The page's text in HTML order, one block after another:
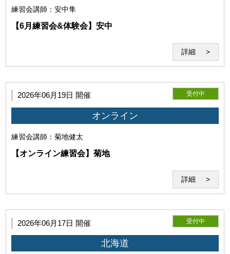
当研究所と利用者との間でのZoom通信は本サービス目的で
(3)利用環境の不具合について
利用者の利用環境に起因し、セミナーの実施が不能となった
ー開始後に発生したZoomそのものの機能の不具合につい
て、当研究所はその責任を負わないものとします。
練習会講師：安中隼
【6月練習会&体験会】安中
詳細
2026年06月19日 開催 受付中
オンライン
練習会講師：菊地健太
【オンライン練習会】菊地
詳細
2026年06月17日 開催 受付中
北海道